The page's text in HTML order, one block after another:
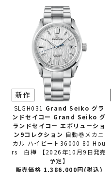
SLGH031 Grand Seiko グラ
ンドセイコー Grand Seiko グ
ランドセイコー エボリューショ
ン9コレクション 自動巻メカニ
カル ハイビート36000 80 Hou
rs 白樺 【2026年10月9日発売
予定】
新作
販売価格 1,386,000円(税込)